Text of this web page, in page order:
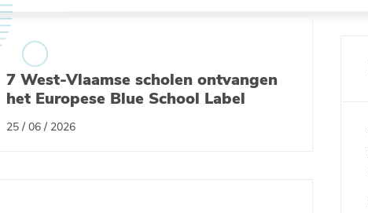
7 West-Vlaamse scholen ontvangen
het Europese Blue School Label
25 / 06 / 2026